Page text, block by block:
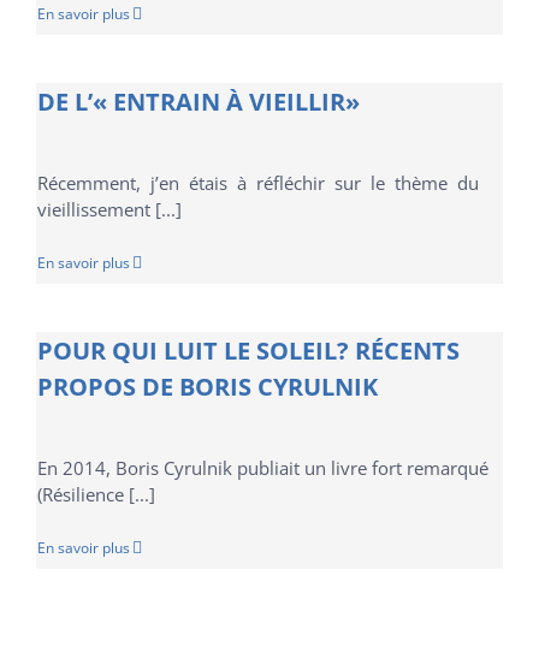
En savoir plus
DE L’« ENTRAIN À VIEILLIR»
Récemment, j’en étais à réfléchir sur le thème du
vieillissement [...]
En savoir plus
POUR QUI LUIT LE SOLEIL? RÉCENTS
PROPOS DE BORIS CYRULNIK
En 2014, Boris Cyrulnik publiait un livre fort remarqué
(Résilience [...]
En savoir plus